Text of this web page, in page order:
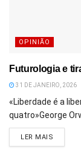
OPINIÃO
Futurologia e
31 DE JANEIRO, 2026
«Liberdade é a
quatro»George
LER MAIS